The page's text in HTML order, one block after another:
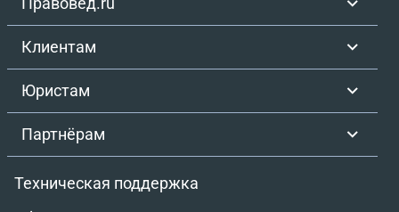
Клиентам
Юристам
Партнёрам
Техническая поддержка